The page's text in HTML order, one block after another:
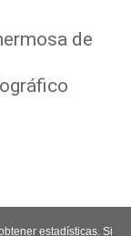
de
estadísticas. Si